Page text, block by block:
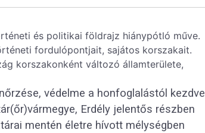
és politikai földrajz hiánypótló műve.
fordulópontjait, sajátos korszakait.
korszakonként változó államterülete,
védelme a honfoglalástól kezdve
Erdély jelentős részben
mentén életre hívott mélységben